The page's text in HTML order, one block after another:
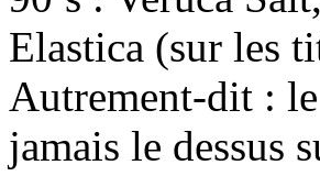
Elastica (sur les
Autrement-dit :
jamais le dessus